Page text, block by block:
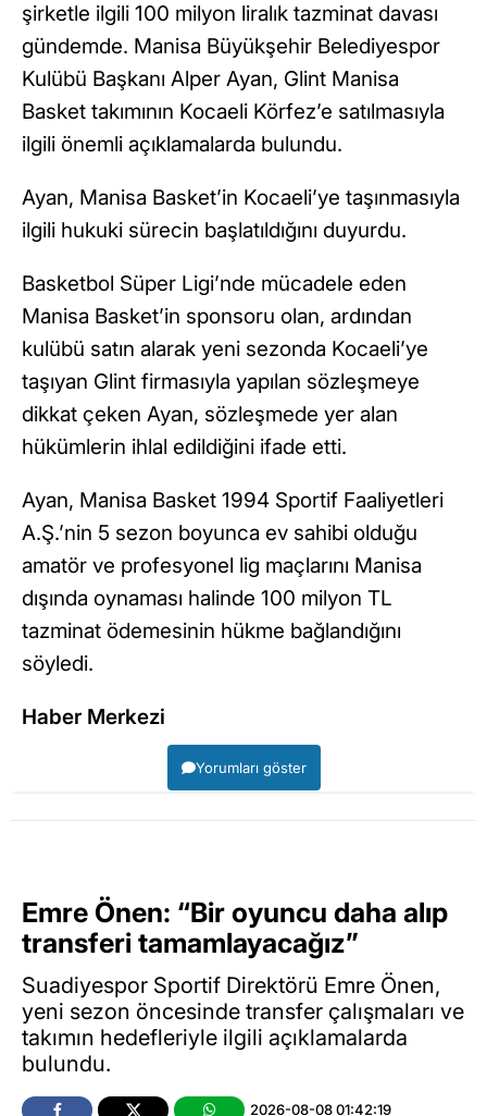
şirketle ilgili 100 milyon liralık tazminat davası
gündemde. Manisa Büyükşehir Belediyespor
Kulübü Başkanı Alper Ayan, Glint Manisa
Basket takımının Kocaeli Körfez’e satılmasıyla
ilgili önemli açıklamalarda bulundu.
Ayan, Manisa Basket’in Kocaeli’ye taşınmasıyla
ilgili hukuki sürecin başlatıldığını duyurdu.
Basketbol Süper Ligi’nde mücadele eden
Manisa Basket’in sponsoru olan, ardından
kulübü satın alarak yeni sezonda Kocaeli’ye
taşıyan Glint firmasıyla yapılan sözleşmeye
dikkat çeken Ayan, sözleşmede yer alan
hükümlerin ihlal edildiğini ifade etti.
Ayan, Manisa Basket 1994 Sportif Faaliyetleri
A.Ş.’nin 5 sezon boyunca ev sahibi olduğu
amatör ve profesyonel lig maçlarını Manisa
dışında oynaması halinde 100 milyon TL
tazminat ödemesinin hükme bağlandığını
söyledi.
Haber Merkezi
Yorumları göster
Emre Önen: “Bir oyuncu daha alıp
transferi tamamlayacağız”
Suadiyespor Sportif Direktörü Emre Önen,
yeni sezon öncesinde transfer çalışmaları ve
takımın hedefleriyle ilgili açıklamalarda
bulundu.
2026-08-08 01:42:19